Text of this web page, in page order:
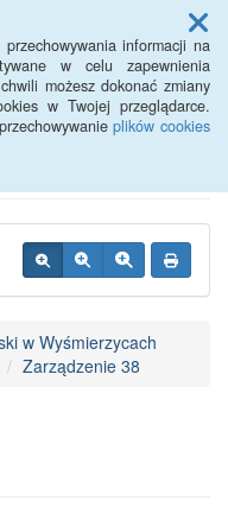
informacji na
w celu zapewnienia
możesz dokonać zmiany
w Twojej przeglądarce.
plików cookies
Menu
w Wyśmierzycach
Zarządzenie 38